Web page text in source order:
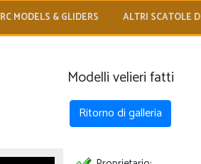
RC MODELS & GLIDERS ALTRI SCATOLE
Modelli velieri fatti
Ritorno di galleria